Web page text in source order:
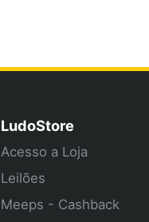
LudoStore
Acesso a Loja
Leilões
Meeps - Cashback